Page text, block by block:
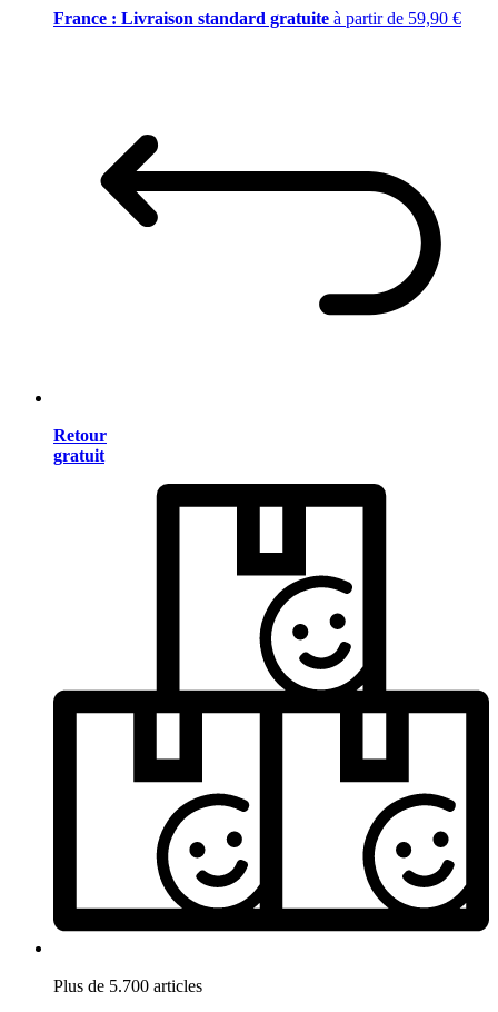
France : Livraison standard gratuite à partir de 59,90 €
Retour
gratuit
Plus de 5.700 articles